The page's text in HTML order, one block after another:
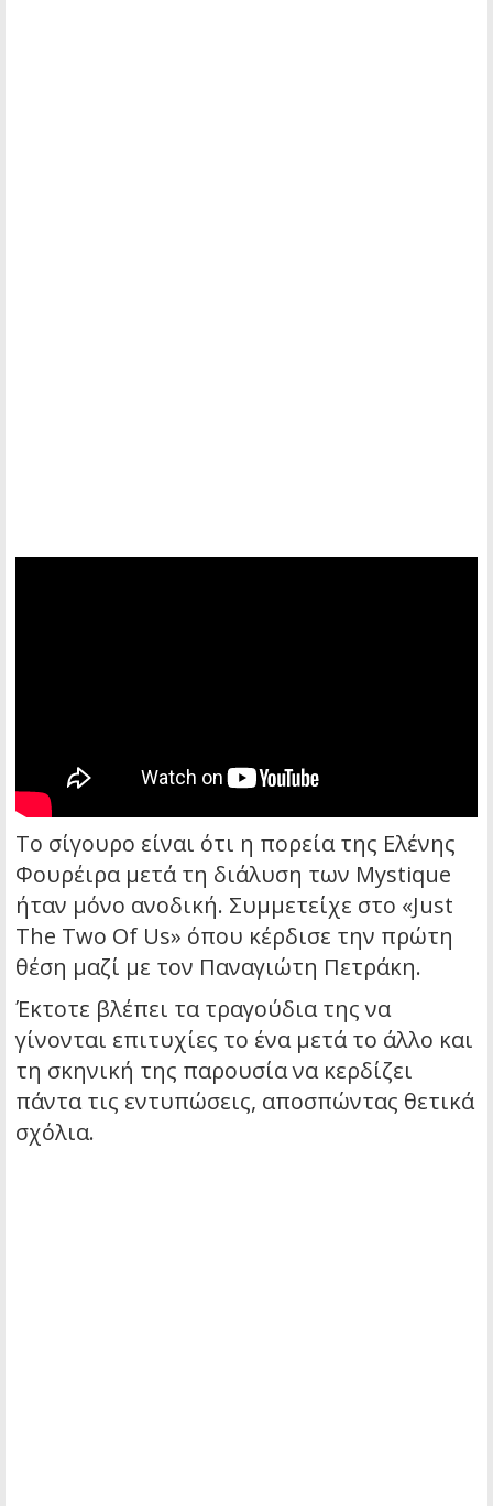
Το σίγουρο είναι ότι η πορεία της Ελένης
Φουρέιρα μετά τη διάλυση των Mystique
ήταν μόνο ανοδική. Συμμετείχε στο «Just
The Two Of Us» όπου κέρδισε την πρώτη
θέση μαζί με τον Παναγιώτη Πετράκη.
Έκτοτε βλέπει τα τραγούδια της να
γίνονται επιτυχίες το ένα μετά το άλλο και
τη σκηνική της παρουσία να κερδίζει
πάντα τις εντυπώσεις, αποσπώντας θετικά
σχόλια.